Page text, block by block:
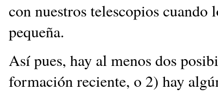
con nuestros telescopios
pequeña.
Así pues, hay al menos dos
formación reciente, o 2) hay